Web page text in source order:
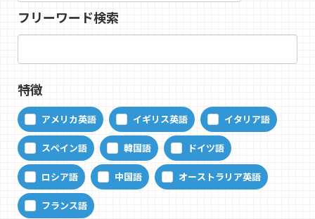
フリーワード検索
特徴
アメリカ英語 イギリス英語 イタリア語
スペイン語 韓国語 ドイツ語
ロシア語 中国語 オーストラリア英語
フランス語